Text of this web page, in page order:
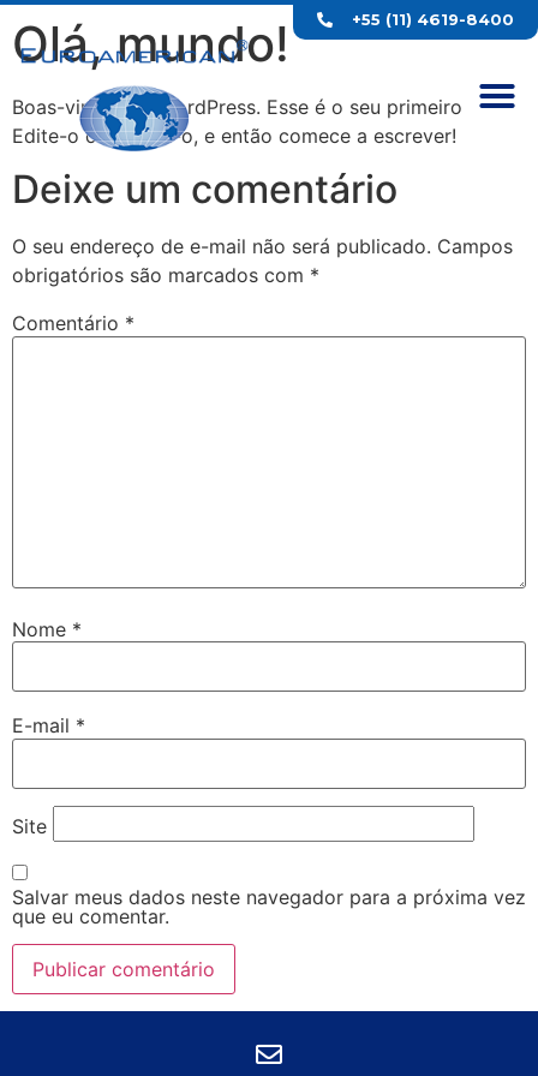
+55 (11) 4619-8400
Olá, mundo!
Boas-vindas ao WordPress. Esse é o seu primeiro post.
Edite-o ou exclua-o, e então comece a escrever!
Deixe um comentário
O seu endereço de e-mail não será publicado. Campos
obrigatórios são marcados com *
Comentário *
Nome *
E-mail *
Site
Salvar meus dados neste navegador para a próxima vez
que eu comentar.